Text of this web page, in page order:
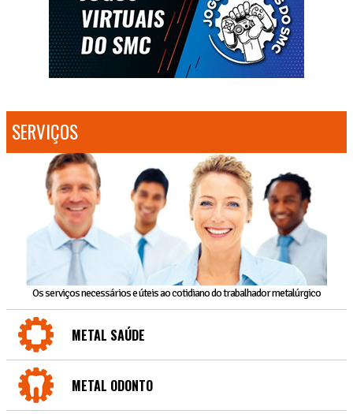
SERVIÇOS
Os serviços necessários e úteis ao cotidiano do trabalhador metalúrgico
METAL SAÚDE
METAL ODONTO